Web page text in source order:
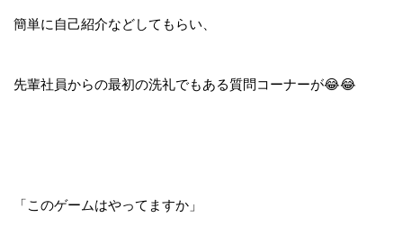
簡単に自己紹介などしてもらい、
先輩社員からの最初の洗礼でもある質問コーナーが😂😂
「このゲームはやってますか」